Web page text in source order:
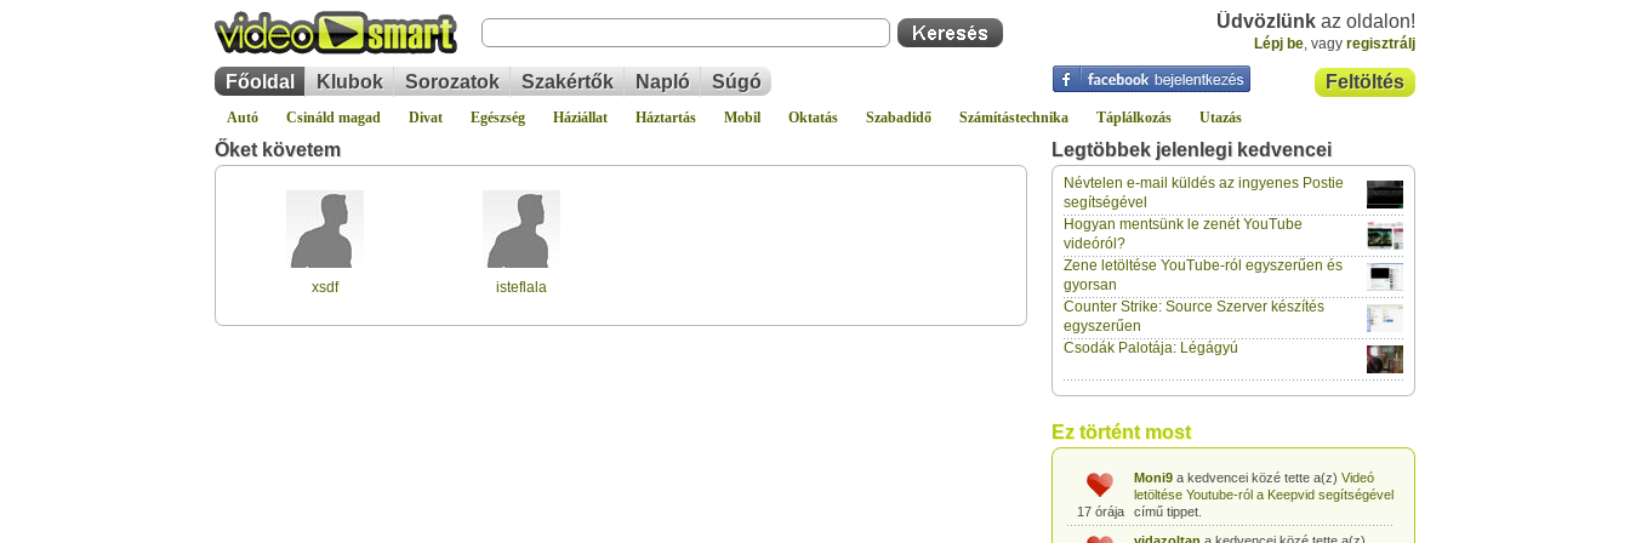
Üdvözlünk az oldalon!
Lépj be, vagy regisztrálj
Feltöltés
Főoldal Klubok Sorozatok Szakértők Napló Súgó
Autó Csináld magad Divat Egészség Háziállat Háztartás Mobil Oktatás Szabadidő Számítástechnika Táplálkozás Utazás
Őket követem
xsdf isteflala
Legtöbbek jelenlegi kedvencei
Névtelen e-mail küldés az ingyenes Postie
segítségével
Hogyan mentsünk le zenét YouTube
videóról?
Zene letöltése YouTube-ról egyszerűen és
gyorsan
Counter Strike: Source Szerver készítés
egyszerűen
Csodák Palotája: Légágyú
Ez történt most
17 órája
gabor733a kedvencei közé tette a(z)
Leopárdgekkó-etetés egyszerű csipesszel
című tippet.
17 órája
gabor733a kedvencei közé tette a(z)
című tippet.
17 órája
Hogyan készítsünk fűszeres-paradicsomos
pennét?
17 órája
gabor733a kedvencei közé tette a(z)
hónapos kortólcímű tippet.
17 órája
Babakonyha - Alma-banán püré készítése
egyszerűencímű tippet.
17 órája
Moni9a kedvencei közé tette a(z) Videó
letöltése Youtube-ról a Keepvid segítségével
című tippet.